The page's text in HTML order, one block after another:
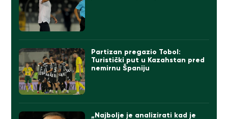
Partizan pregazio Tobol:
Turistički put u Kazahstan pred
nemirnu Španiju
„Najbolje je analizirati kad je